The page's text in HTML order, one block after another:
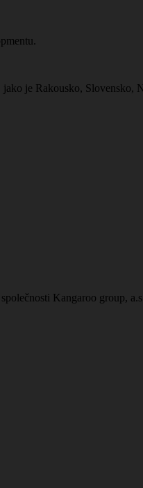
je Rakousko, Slovensko,
Kangaroo group,